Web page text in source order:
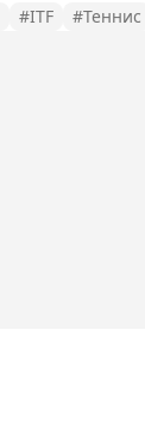
#ITF #Теннис